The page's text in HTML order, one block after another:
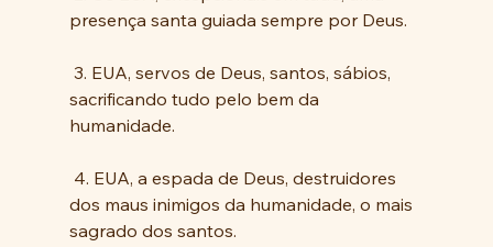
presença santa guiada sempre por Deus.
sacrificando tudo pelo bem da
humanidade.
dos maus inimigos da humanidade, o mais
sagrado dos santos.